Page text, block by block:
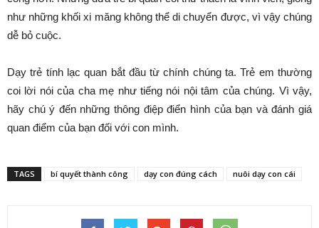
như những khối xi măng không thể di chuyển được, vì vậy chúng
dễ bỏ cuộc.
Dạy trẻ tính lạc quan bắt đầu từ chính chúng ta. Trẻ em thường
coi lời nói của cha mẹ như tiếng nói nội tâm của chúng. Vì vậy,
hãy chú ý đến những thông điệp điển hình của bạn và đánh giá
quan điểm của bạn đối với con mình.
TAGS bí quyết thành công dạy con đúng cách nuôi dạy con cái